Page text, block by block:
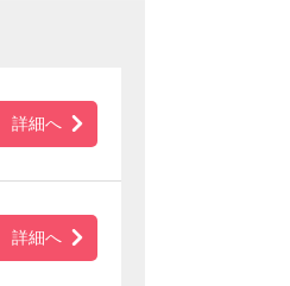
詳細へ
詳細へ